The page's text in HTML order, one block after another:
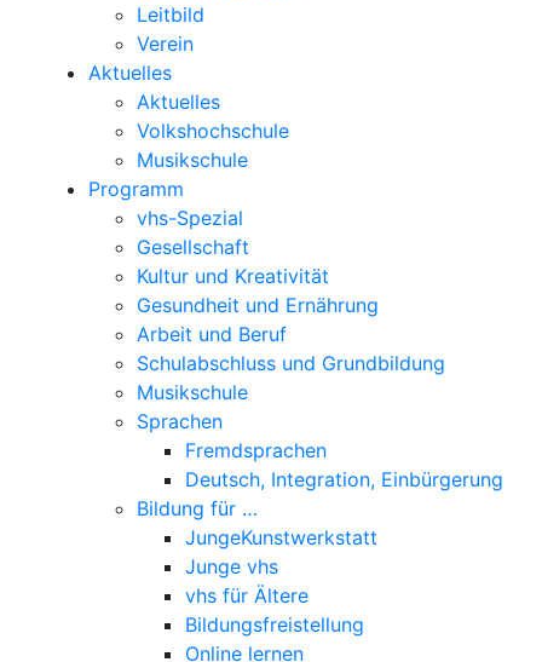
Leitbild
Verein
Aktuelles
Aktuelles
Volkshochschule
Musikschule
Programm
vhs-Spezial
Gesellschaft
Kultur und Kreativität
Gesundheit und Ernährung
Arbeit und Beruf
Schulabschluss und Grundbildung
Musikschule
Sprachen
Fremdsprachen
Deutsch, Integration, Einbürgerung
Bildung für …
JungeKunstwerkstatt
Junge vhs
vhs für Ältere
Bildungsfreistellung
Online lernen